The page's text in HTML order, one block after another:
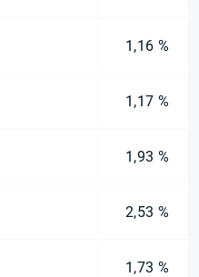
1,16 %
1,17 %
1,93 %
2,53 %
1,73 %